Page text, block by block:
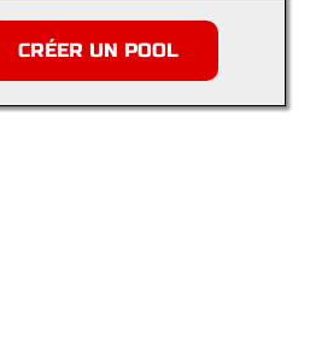
CRÉER UN POOL